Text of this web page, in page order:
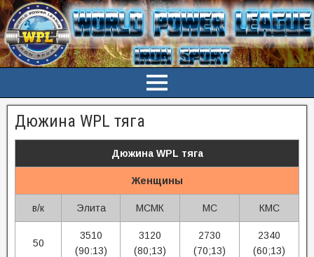
Дюжина WPL тяга
Дюжина WPL тяга
Женщины
в/к Элита МСМК МС КМС
50
3510
(90:13)
3120
(80;13)
2730
(70;13)
2340
(60;13)